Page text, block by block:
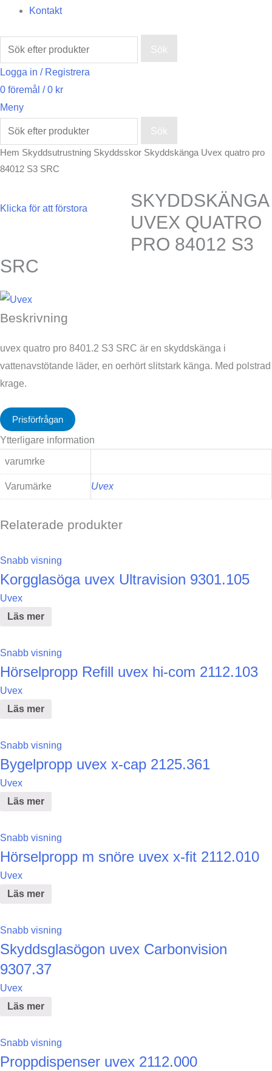
Kontakt
Sök
Logga in / Registrera
0 föremål / 0 kr
Meny
Sök
Hem Skyddsutrustning Skyddsskor Skyddskänga Uvex quatro pro
84012 S3 SRC
Klicka för att förstora
SKYDDSKÄNGA
UVEX QUATRO
PRO 84012 S3
SRC
Beskrivning
uvex quatro pro 8401.2 S3 SRC är en skyddskänga i
vattenavstötande läder, en oerhört slitstark känga. Med polstrad
krage.
Prisförfrågan
Ytterligare information
varumrke
Varumärke Uvex
Relaterade produkter
Snabb visning
Korgglasöga uvex Ultravision 9301.105
Uvex
Läs mer
Snabb visning
Hörselpropp Refill uvex hi-com 2112.103
Uvex
Läs mer
Snabb visning
Bygelpropp uvex x-cap 2125.361
Uvex
Läs mer
Snabb visning
Hörselpropp m snöre uvex x-fit 2112.010
Uvex
Läs mer
Snabb visning
Skyddsglasögon uvex Carbonvision
9307.37
Uvex
Läs mer
Snabb visning
Proppdispenser uvex 2112.000